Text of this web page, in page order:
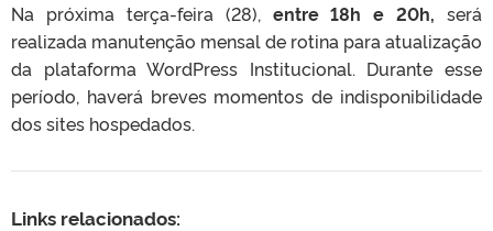
Na próxima terça-feira (28), entre 18h e 20h, será
realizada manutenção mensal de rotina para atualização
da plataforma WordPress Institucional. Durante esse
período, haverá breves momentos de indisponibilidade
dos sites hospedados.
Links relacionados: